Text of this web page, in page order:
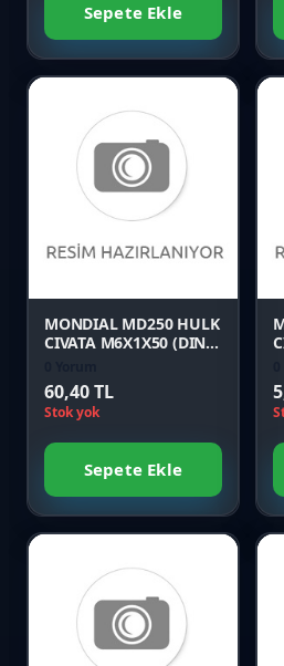
Sepete Ekle
Favori
Karşılaştır
MONDIAL MD250 HULK
CIVATA M6X1X50 (DIN
60,40 TL
Stok yok
Sepete Ekle
Favori